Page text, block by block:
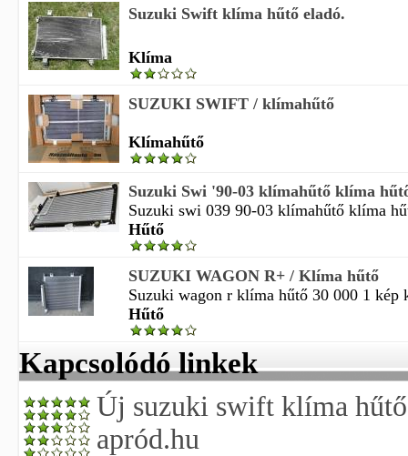
Suzuki Swift klíma hűtő eladó.
Klíma
SUZUKI SWIFT / klímahűtő
Klímahűtő
Suzuki Swi '90-03 klímahűtő klíma
Suzuki swi 039 90-03 klímahűtő klíma
Hűtő
SUZUKI WAGON R+ / Klíma hűtő
Suzuki wagon r klíma hűtő 30 000 1
Hűtő
Kapcsolódó linkek
Új suzuki swift klíma
apród.hu